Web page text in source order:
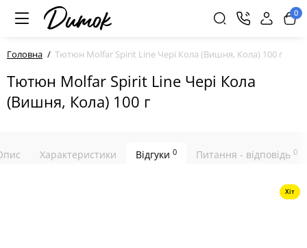
0
Головна Тютюн Molfar Spirit Line Чері Кола (Вишня, Кола) 100 г
Тютюн Molfar Spirit Line Чері Кола
(Вишня, Кола) 100 г
Характеристики Відгуки 0 Питання - відповідь 0
Хіт